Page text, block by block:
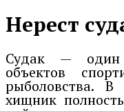
Нерест
Судак — один
объектов
рыболовства. В
хищник